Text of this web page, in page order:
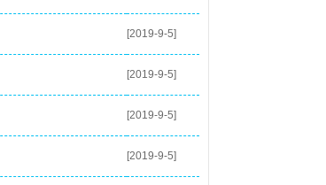
[2019-9-5]
[2019-9-5]
[2019-9-5]
[2019-9-5]